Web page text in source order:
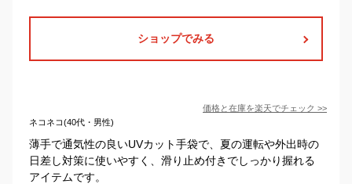
ショップでみる
価格と在庫を楽天でチェック >>
ネコネコ(40代・男性)
薄手で通気性の良いUVカット手袋で、夏の運転や外出時の
日差し対策に使いやすく、滑り止め付きでしっかり握れる
アイテムです。